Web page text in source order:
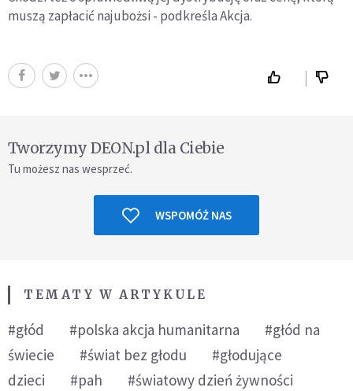
muszą zapłacić najubożsi - podkreśla Akcja.
Tworzymy DEON.pl dla Ciebie
Tu możesz nas wesprzeć.
WSPOMÓŻ NAS
TEMATY W ARTYKULE
#głód #polska akcja humanitarna
#głód na
świecie
#świat bez głodu
#głodujące
dzieci
#pah #światowy dzień żywności